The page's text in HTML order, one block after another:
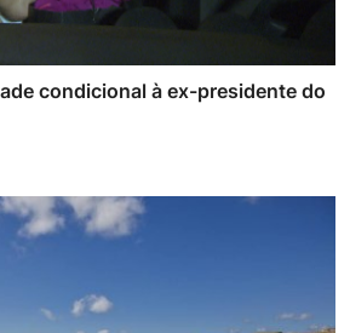
condicional à ex-presidente do